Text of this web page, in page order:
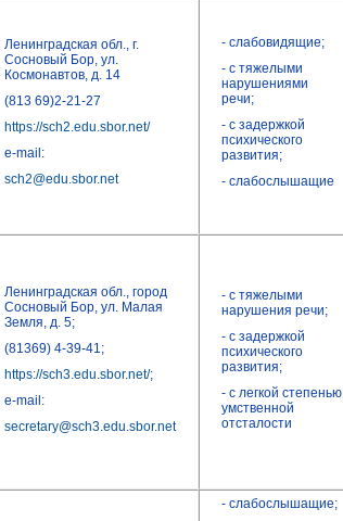
Ленинградская обл., г.
Сосновый Бор, ул.
Космонавтов, д. 14
(813 69)2-21-27
https://sch2.edu.sbor.net/
e-mail:
sch2@edu.sbor.net
- слабовидящие;
- с тяжелыми
нарушениями
речи;
- с задержкой
психического
развития;
- слабослышащие
Ленинградская обл., город
Сосновый Бор, ул. Малая
Земля, д. 5;
(81369) 4-39-41;
https://sch3.edu.sbor.net/;
e-mail:
secretary@sch3.edu.sbor.net
- с тяжелыми
нарушения речи;
- с задержкой
психического
развития;
- с легкой степенью
умственной
отсталости
- cлабослышащие;